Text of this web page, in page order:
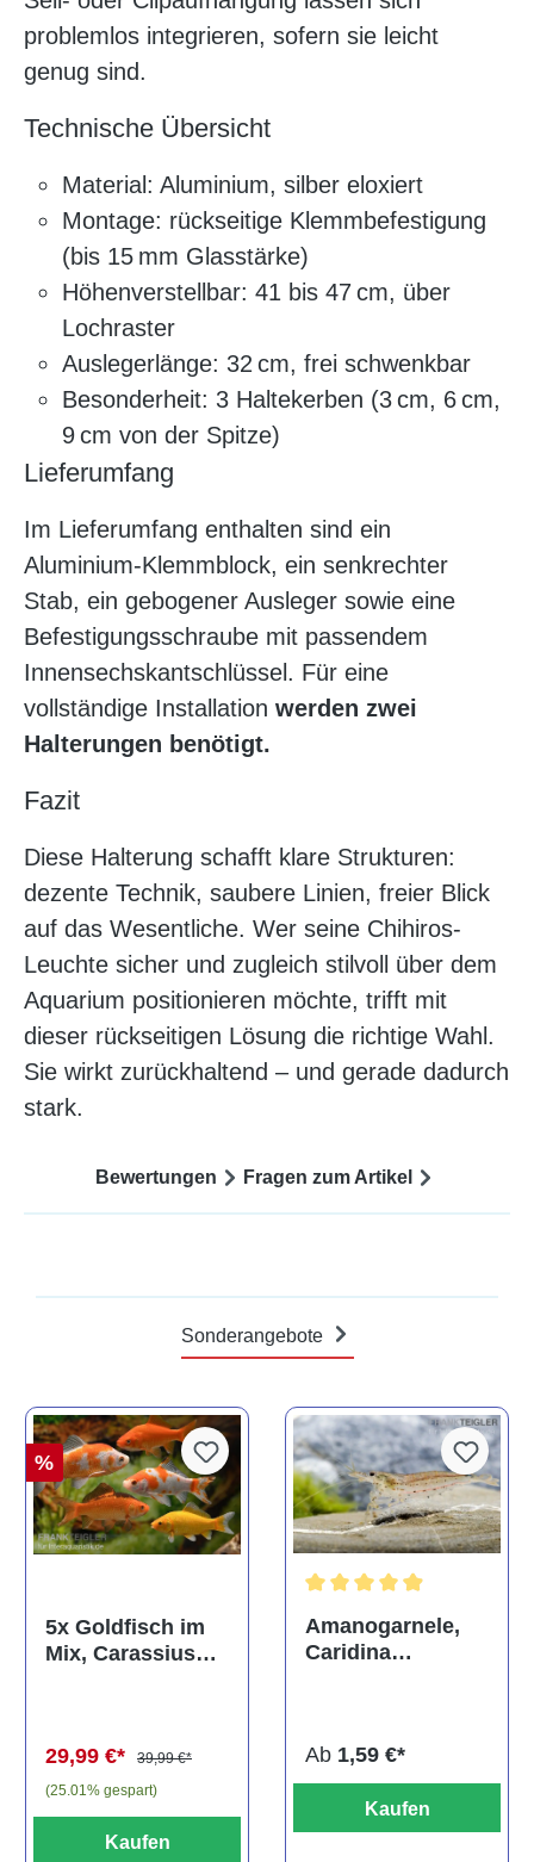
problemlos integrieren, sofern sie leicht
genug sind.
Technische Übersicht
Material: Aluminium, silber eloxiert
Montage: rückseitige Klemmbefestigung
(bis 15 mm Glasstärke)
Höhenverstellbar: 41 bis 47 cm, über
Lochraster
Auslegerlänge: 32 cm, frei schwenkbar
Besonderheit: 3 Haltekerben (3 cm, 6 cm,
9 cm von der Spitze)
Lieferumfang
Im Lieferumfang enthalten sind ein
Aluminium-Klemmblock, ein senkrechter
Stab, ein gebogener Ausleger sowie eine
Befestigungsschraube mit passendem
Innensechskantschlüssel. Für eine
vollständige Installation werden zwei
Halterungen benötigt.
Fazit
Diese Halterung schafft klare Strukturen:
dezente Technik, saubere Linien, freier Blick
auf das Wesentliche. Wer seine Chihiros-
Leuchte sicher und zugleich stilvoll über dem
Aquarium positionieren möchte, trifft mit
dieser rückseitigen Lösung die richtige Wahl.
Sie wirkt zurückhaltend – und gerade dadurch
stark.
Bewertungen Fragen zum Artikel
Sonderangebote
%
5x Goldfisch im
Mix, Carassius
29,99 €*
39,99 €*
(25.01% gespart)
Kaufen
Amanogarnele,
Caridina
Ab 1,59 €*
Kaufen